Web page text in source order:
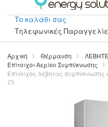
Το καλάθι σας
Τηλεφωνικές
Μετάβαση
περιεχόμενο
Αρχική Θέρμανση
Επίτοιχοι Αερίου Συμπύκνωσης
Επίτοιχος λέβητας συμπύκνωσης
25